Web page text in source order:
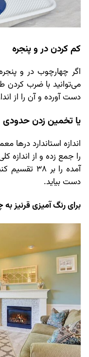
کم کردن در و پنجره
اگر چهارچوب در و
می‌توانید با ضرب کردن
دست آورده و آن را از
یا تخمین زدن حدودی
را جمع زده و از
آمده را بر
دست بیاید.
برای رنگ آمیزی قرنیز به